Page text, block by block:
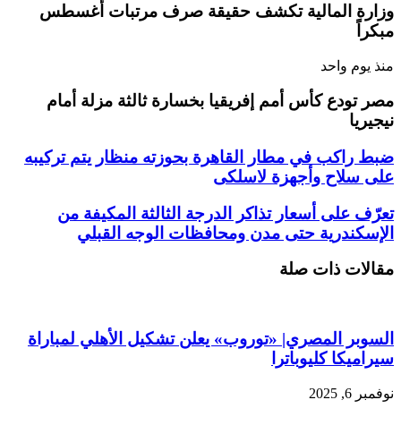
وزارة المالية تكشف حقيقة صرف مرتبات أغسطس
مبكراً
منذ يوم واحد
مصر تودع كأس أمم إفريقيا بخسارة ثالثة مزلة أمام
نيجيريا
ضبط راكب في مطار القاهرة بحوزته منظار يتم تركيبه
على سلاح وأجهزة لاسلكى
تعرّف على أسعار تذاكر الدرجة الثالثة المكيفة من
الإسكندرية حتى مدن ومحافظات الوجه القبلي
مقالات ذات صلة
السوبر المصري| «توروب» يعلن تشكيل الأهلي لمباراة
سيراميكا كليوباترا
نوفمبر 6, 2025